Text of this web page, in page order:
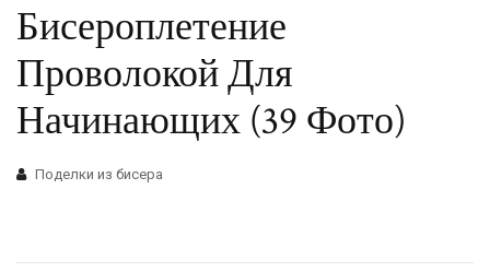
Бисероплетение
Проволокой Для
Начинающих (39 Фото)
Поделки из бисера